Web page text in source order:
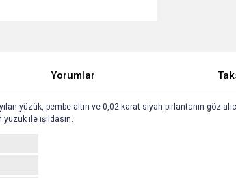
Yorumlar
yüzük, pembe altın ve 0,02 karat siyah pırlantanın göz
ile ışıldasın.